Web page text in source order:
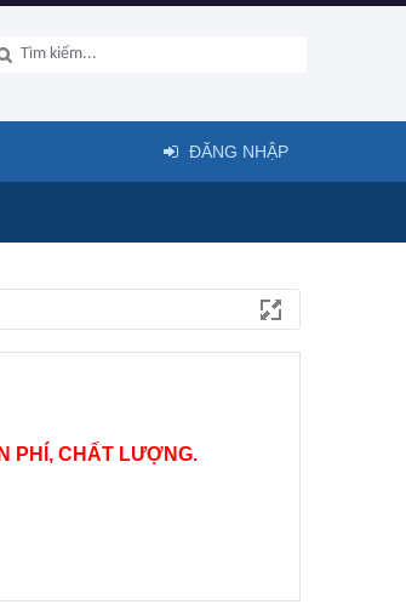
PHÍ, CHẤT LƯỢNG.
ĐĂNG NHẬP